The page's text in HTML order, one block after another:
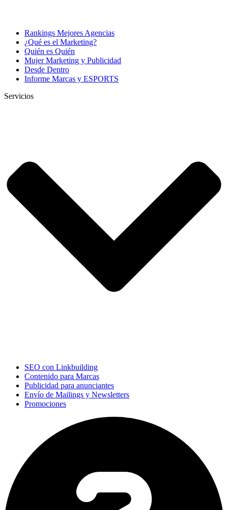
Rankings Mejores Agencias
¿Qué es el Marketing?
Quién es Quién
Mujer Marketing y Publicidad
Desde Dentro
Informe Marcas y ESPORTS
Servicios
SEO con Linkbuilding
Contenido para Marcas
Publicidad para anunciantes
Envío de Mailings y Newsletters
Promociones